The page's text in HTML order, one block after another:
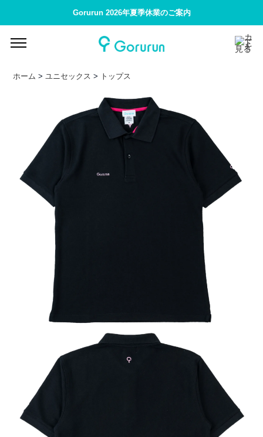
Gorurun 2026年夏季休業のご案内
ホーム >ユニセックス > トップス